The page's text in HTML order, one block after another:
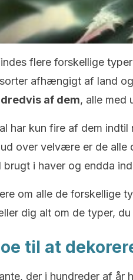
flere forskellige
afhængigt af land
af dem, alle med
har kun fire af dem indtil
over velvære er de alle
i haver og endda
om alle de forskellige
dig alt om de typer, du
til at
der i hundreder af